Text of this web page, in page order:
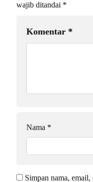
wajib ditandai *
Komentar *
Nama *
Simpan nama, email,